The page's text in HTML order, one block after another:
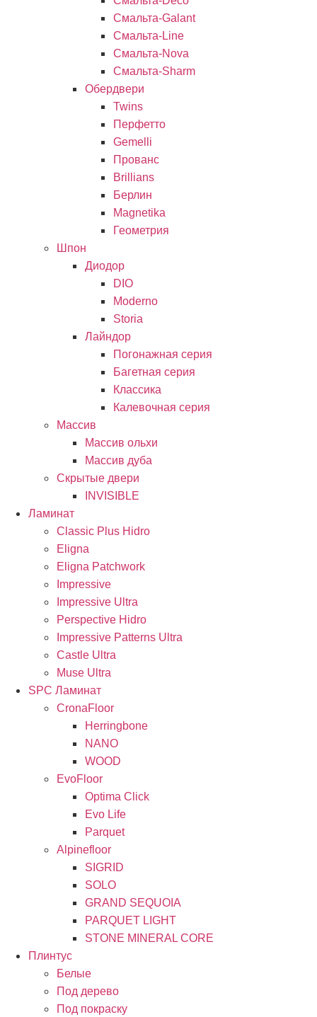
Смальта-Galant
Смальта-Line
Смальта-Nova
Смальта-Sharm
Обердвери
Twins
Перфетто
Gemelli
Прованс
Brillians
Берлин
Magnetika
Геометрия
Шпон
Диодор
DIO
Moderno
Storia
Лайндор
Погонажная серия
Багетная серия
Классика
Калевочная серия
Массив
Массив ольхи
Массив дуба
Скрытые двери
INVISIBLE
Ламинат
Classic Plus Hidro
Eligna
Eligna Patchwork
Impressive
Impressive Ultra
Perspective Hidro
Impressive Patterns Ultra
Castle Ultra
Muse Ultra
SPC Ламинат
CronaFloor
Herringbone
NANO
WOOD
EvoFloor
Optima Click
Evo Life
Parquet
Alpinefloor
SIGRID
SOLO
GRAND SEQUOIA
PARQUET LIGHT
STONE MINERAL CORE
Плинтус
Белые
Под дерево
Под покраску